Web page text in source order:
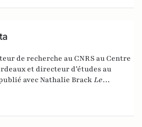
de recherche au CNRS au Centre
et directeur d’études au
avec Nathalie Brack Le
2° édition, 2013